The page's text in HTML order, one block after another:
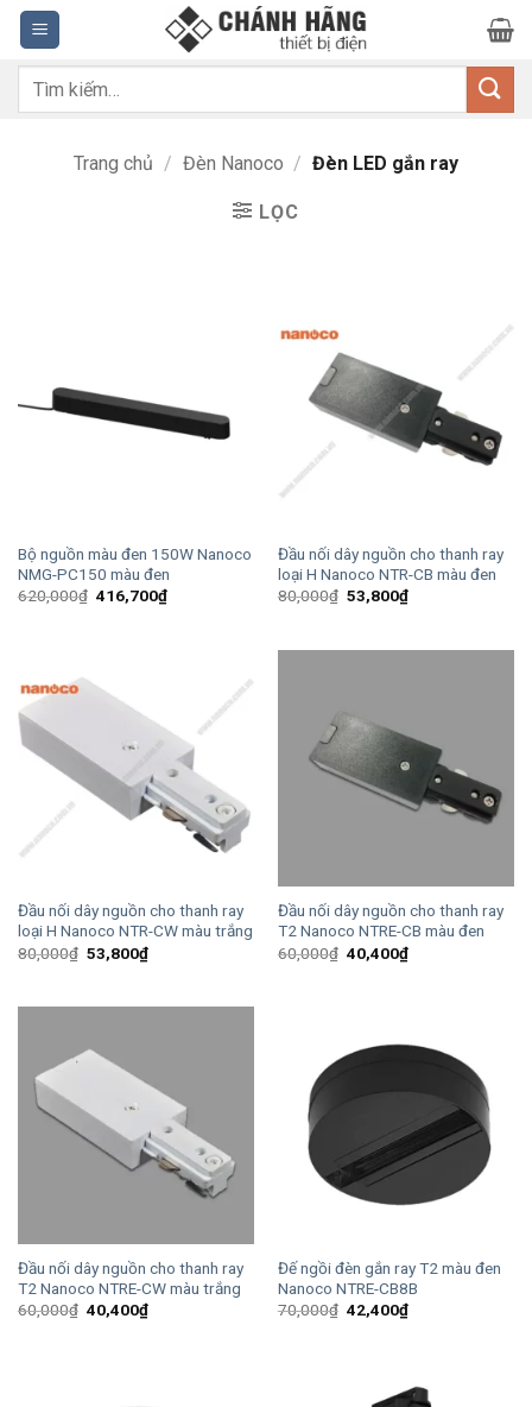
Bỏ
qua
nội
dung
Tìm
Trang chủ / Đèn Nanoco / Đèn LED gắn ray
LỌC
Bộ nguồn màu đen 150W Nanoco
NMG-PC150 màu đen
620,000₫ Giá
416,700₫Giá
hiện
Đầu nối dây nguồn cho thanh ray
loại H Nanoco NTR-CB màu đen
80,000₫ Giá
gốc
53,800₫Giá
hiện
53,800₫.
Đầu nối dây nguồn cho thanh ray
loại H Nanoco NTR-CW màu trắng
80,000₫ Giá
gốc
53,800₫Giá
hiện
Đầu nối dây nguồn cho thanh ray
T2 Nanoco NTRE-CB màu đen
60,000₫ Giá
gốc
40,400₫Giá
hiện
Đầu nối dây nguồn cho thanh ray
T2 Nanoco NTRE-CW màu trắng
60,000₫ Giá
gốc
40,400₫Giá
hiện
Đế ngồi đèn gắn ray T2 màu đen
Nanoco NTRE-CB8B
70,000₫ Giá
gốc
42,400₫Giá
hiện